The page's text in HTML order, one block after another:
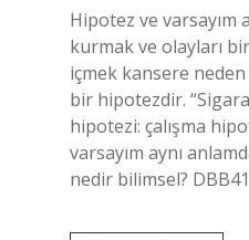
Hipotez ve varsayım
kurmak ve olayları
içmek kansere
bir hipotezdir.
hipotezi: çalışma
varsayım aynı
nedir bilimsel?